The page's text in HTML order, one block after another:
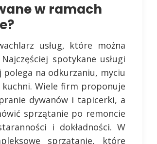
w ramach
usług, które można
spotykane usługi
na odkurzaniu, myciu
kuchni. Wiele firm proponuje
dywanów i tapicerki, a
sprzątanie po remoncie
i dokładności. W
sprzątanie, które